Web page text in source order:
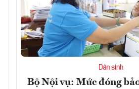
Dân sinh
Bộ Nội vụ: Mức đóng